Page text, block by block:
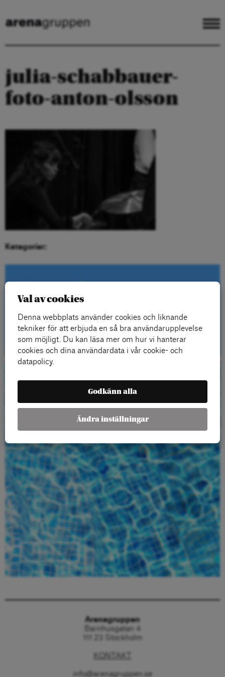
julia-schabbauer-
foto-anton-olsson
Kategorier:
Kontakta oss
Kontakt
Beställ gratis
material
Beställ här
Arenagruppen
Barnhusgatan 4
111 23 Stockholm
KONTAKT
info@arenagruppen.se
Val av cookies
Denna webbplats använder cookies och liknande
tekniker för att erbjuda en så bra användarupplevelse
som möjligt. Du kan läsa mer om hur vi hanterar
cookies och dina användardata i vår cookie- och
datapolicy.
Godkänn alla
Ändra inställningar